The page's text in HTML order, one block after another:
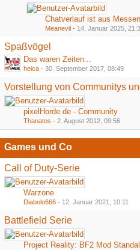
Chatverlauf ist aus
Meanevil - 14. Januar 2025,
Spaßvögel
Das waren Zeiten...
heica - 30. September 2017, 08:49
Vorstellung von Communitys
pixelHorde.de - Community
Thanatos - 2. August 2012, 09:56
Games und Co
Call of Duty-Serie
Warzone
Diabolo666 - 12. Januar 2021, 10:11
Battlefield Serie
Project Reality: BF2 Mod